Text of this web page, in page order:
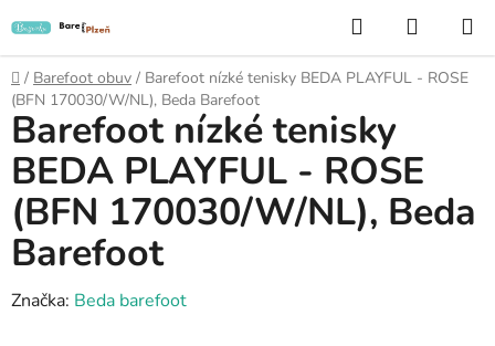
na
obsah
Hledat
KOŠÍK
Domů
/ Barefoot obuv / Barefoot nízké tenisky BEDA PLAYFUL - ROSE
(BFN 170030/W/NL), Beda Barefoot
Barefoot nízké tenisky
BEDA PLAYFUL - ROSE
(BFN 170030/W/NL), Beda
Barefoot
Značka: Beda barefoot